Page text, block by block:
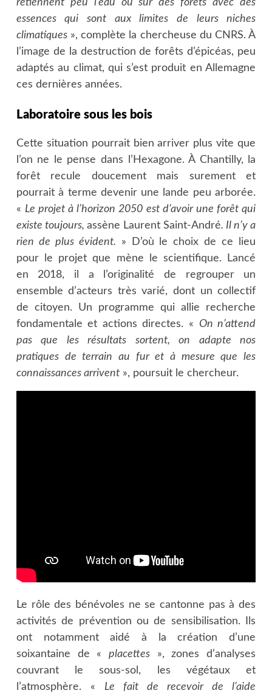
retiennent peu l’eau ou sur des forêts avec des
essences qui sont aux limites de leurs niches
climatiques», complète la chercheuse du CNRS. À
l’image de la destruction de forêts d’épicéas, peu
adaptés au climat, qui s’est produit en Allemagne
ces dernières années.
Laboratoire sous les bois
Cette situation pourrait bien arriver plus vite que
l’on ne le pense dans l’Hexagone. À Chantilly, la
forêt recule doucement mais surement et
pourrait à terme devenir une lande peu arborée.
« Le projet à l’horizon 2050 est d’avoir une forêt qui
existe toujours, assène Laurent Saint-André. Il n’y a
rien de plus évident. » D’où le choix de ce lieu
pour le projet que mène le scientifique. Lancé
en 2018, il a l’originalité de regrouper un
ensemble d’acteurs très varié, dont un collectif
de citoyen. Un programme qui allie recherche
fondamentale et actions directes. « On n’attend
pas que les résultats sortent, on adapte nos
pratiques de terrain au fur et à mesure que les
connaissances arrivent», poursuit le chercheur.
Le rôle des bénévoles ne se cantonne pas à des
activités de prévention ou de sensibilisation. Ils
ont notamment aidé à la création d’une
soixantaine de « placettes », zones d’analyses
couvrant le sous-sol, les végétaux et
l’atmosphère. « Le fait de recevoir de l’aide